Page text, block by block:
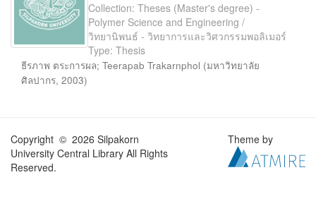
Collection: Theses (Master's degree) -
Polymer Science and Engineering /
วิทยานิพนธ์ - วิทยาการและวิศวกรรมพอลิเมอร์
Type: Thesis
ธีรภาพ ตระการผล; Teerapab Trakarnphol (มหาวิทยาลัย
ศิลปากร, 2003)
Copyright © 2026 Silpakorn
University Central Library All Rights
Reserved.
Theme by